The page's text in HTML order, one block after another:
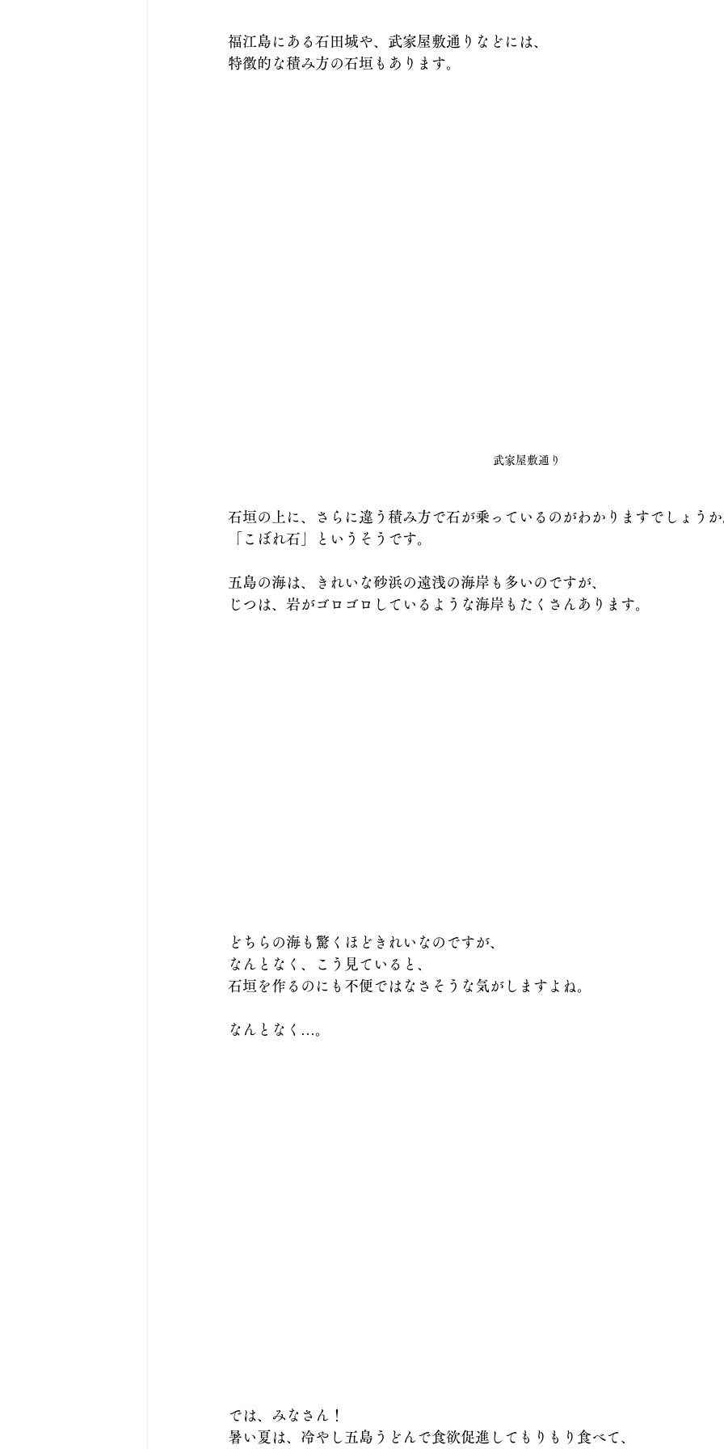
福江島にある石田城や、武家屋敷通りなどには、
特徴的な積み方の石垣もあります。
武家屋敷通り
石垣の上に、さらに違う積み方で石が乗っているのがわかりますでしょう
「こぼれ石」というそうです。
五島の海は、きれいな砂浜の遠浅の海岸も多いのですが、
じつは、岩がゴロゴロしているような海岸もたくさんあります。
どちらの海も驚くほどきれいなのですが、
なんとなく、こう見ていると、
石垣を作るのにも不便ではなさそうな気がしますよね。
なんとなく…。
では、みなさん！
暑い夏は、冷やし五島うどんで食欲促進してもりもり食べて、